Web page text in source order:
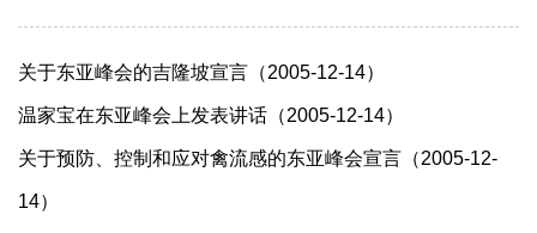
关于东亚峰会的吉隆坡宣言（2005-12-14）
温家宝在东亚峰会上发表讲话（2005-12-14）
关于预防、控制和应对禽流感的东亚峰会宣言（2005-12-
14）